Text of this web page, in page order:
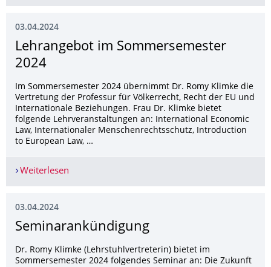
03.04.2024
Lehrangebot im Sommersemester
2024
Im Sommersemester 2024 übernimmt Dr. Romy Klimke die
Vertretung der Professur für Völkerrecht, Recht der EU und
Internationale Beziehungen. Frau Dr. Klimke bietet
folgende Lehrveranstaltungen an: International Economic
Law, Internationaler Menschenrechtsschutz, Introduction
to European Law, …
Weiterlesen
03.04.2024
Seminarankündigung
Dr. Romy Klimke (Lehrstuhlvertreterin) bietet im
Sommersemester 2024 folgendes Seminar an: Die Zukunft